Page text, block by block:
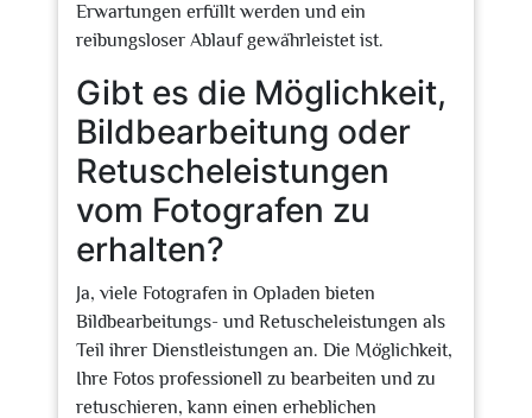
Erwartungen erfüllt werden und ein
reibungsloser Ablauf gewährleistet ist.
Gibt es die Möglichkeit,
Bildbearbeitung oder
Retuscheleistungen
vom Fotografen zu
erhalten?
Ja, viele Fotografen in Opladen bieten
Bildbearbeitungs- und Retuscheleistungen als
Teil ihrer Dienstleistungen an. Die Möglichkeit,
Ihre Fotos professionell zu bearbeiten und zu
retuschieren, kann einen erheblichen